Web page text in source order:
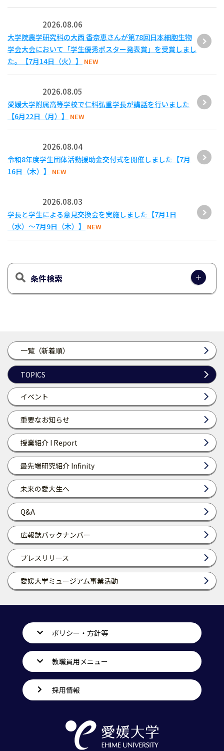
一覧（新着順）
TOPICS
イベント
重要なお知らせ
授業紹介 I Report
最先端研究紹介 Infinity
未来の愛大生へ
Q&A
広報誌バックナンバー
プレスリリース
愛媛大学ミュージアム事業活動
2026.08.06
大学院農学研究科の大西 香奈恵さんが第78回日本細胞生物
学会大会において「学生優秀ポスター発表賞」を受賞しまし
た。【7月14日（火）】
NEW
2026.08.05
愛媛大学附属高等学校で仁科弘重学長が講話を行いました
【6月22日（月）】
NEW
2026.08.04
令和8年度学生団体活動援助金交付式を開催しました【7月
16日（木）】
NEW
2026.08.03
学長と学生による意見交換会を実施しました【7月1日
（水）～7月9日（木）】
NEW
条件検索
ポリシー・方針等
教職員用メニュー
採用情報